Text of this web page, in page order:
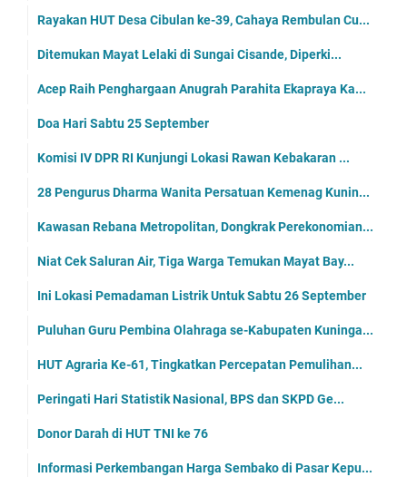
Rayakan HUT Desa Cibulan ke-39, Cahaya Rembulan Cu...
Ditemukan Mayat Lelaki di Sungai Cisande, Diperki...
Acep Raih Penghargaan Anugrah Parahita Ekapraya Ka...
Doa Hari Sabtu 25 September
Komisi IV DPR RI Kunjungi Lokasi Rawan Kebakaran ...
28 Pengurus Dharma Wanita Persatuan Kemenag Kunin...
Kawasan Rebana Metropolitan, Dongkrak Perekonomian...
Niat Cek Saluran Air, Tiga Warga Temukan Mayat Bay...
Ini Lokasi Pemadaman Listrik Untuk Sabtu 26 September
Puluhan Guru Pembina Olahraga se-Kabupaten Kuninga...
HUT Agraria Ke-61, Tingkatkan Percepatan Pemulihan...
Peringati Hari Statistik Nasional, BPS dan SKPD Ge...
Donor Darah di HUT TNI ke 76
Informasi Perkembangan Harga Sembako di Pasar Kepu...